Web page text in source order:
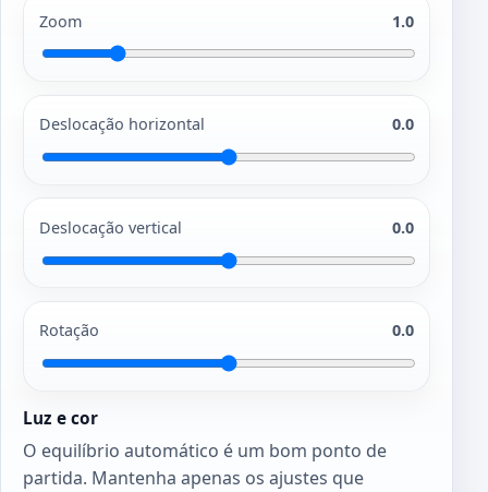
Zoom 1.0
Deslocação horizontal 0.0
Deslocação vertical 0.0
Rotação 0.0
Luz e cor
O equilíbrio automático é um bom ponto de
partida. Mantenha apenas os ajustes que